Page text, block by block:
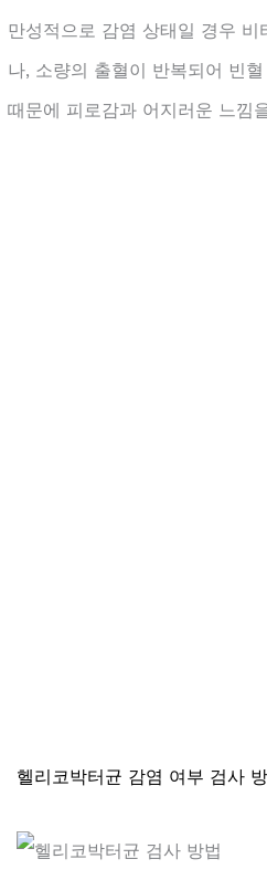
만성적으로 감염 상태일 경우 비
나, 소량의 출혈이 반복되어 빈
때문에 피로감과 어지러운 느낌
헬리코박터균 감염 여부 검사